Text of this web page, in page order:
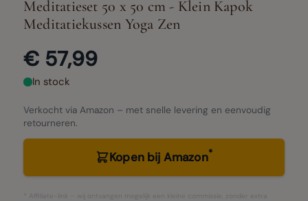
Meditatieset 50 x 50 cm - Klein Kapok
Meditatiekussen Yoga Zen
€ 57,99
In stock
Verkocht via Amazon – met snelle levering en eenvoudig
retourneren.
Kopen bij Amazon*
* Affiliate-link – wij ontvangen mogelijk een kleine commissie, zonder extra